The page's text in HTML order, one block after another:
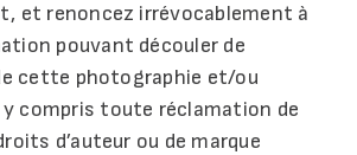
et renoncez irrévocablement à
pouvant découler de
cette photographie et/ou
compris toute réclamation de
d’auteur ou de marque